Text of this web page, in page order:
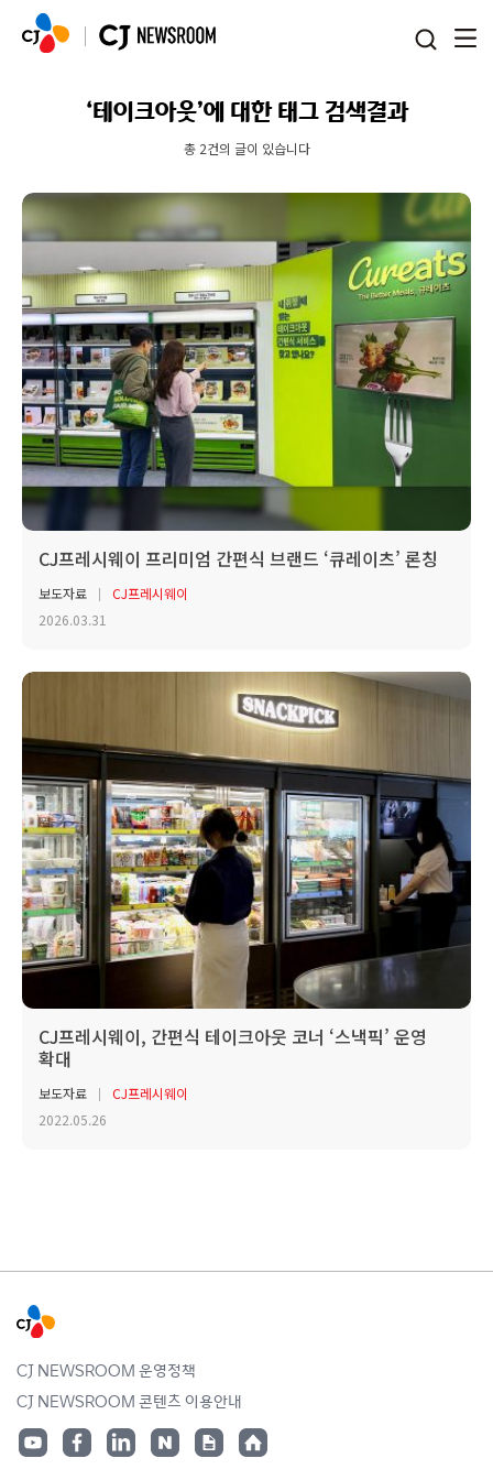
‘테이크아웃’에 대한 태그 검색결과
총 2건의 글이 있습니다
CJ프레시웨이 프리미엄 간편식 브랜드 ‘큐레이츠’ 론칭
보도자료
CJ프레시웨이
2026.03.31
CJ프레시웨이, 간편식 테이크아웃 코너 ‘스낵픽’ 운영
확대
보도자료
CJ프레시웨이
2022.05.26
CJ NEWSROOM 운영정책
CJ NEWSROOM 콘텐츠 이용안내